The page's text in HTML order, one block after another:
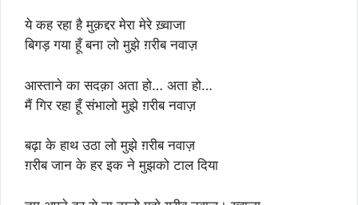
ये कह रहा है मुक़द्दर मेरा मेरे ख़्वाजा
बिगड़ गया हूँ बना लो मुझे ग़रीब नवाज़
आस्ताने का सदक़ा अता हो… अता हो…
मैं गिर रहा हूँ संभालो मुझे ग़रीब नवाज़
बढ़ा के हाथ उठा लो मुझे ग़रीब नवाज़
ग़रीब जान के हर इक ने मुझको टाल दिया